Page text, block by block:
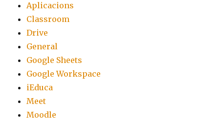
Aplicacions
Classroom
Drive
General
Google Sheets
Google Workspace
iEduca
Meet
Moodle